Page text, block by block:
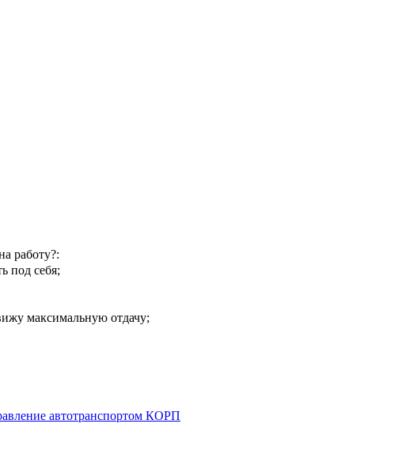
работу?:
под себя;
максимальную отдачу;
автотранспортом КОРП